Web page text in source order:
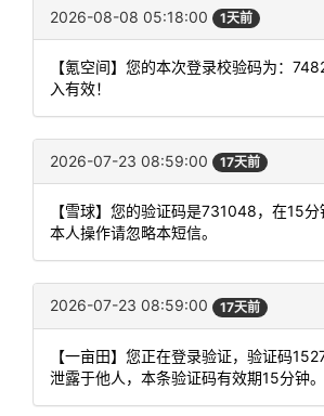
2026-08-08 05:18:00 1天前
【氪空间】您的本次登录校验码为：
入有效！
2026-07-23 08:59:00 17天前
【雪球】您的验证码是731048，在15
本人操作请忽略本短信。
2026-07-23 08:59:00 17天前
【一亩田】您正在登录验证，验证码
泄露于他人，本条验证码有效期15分钟。